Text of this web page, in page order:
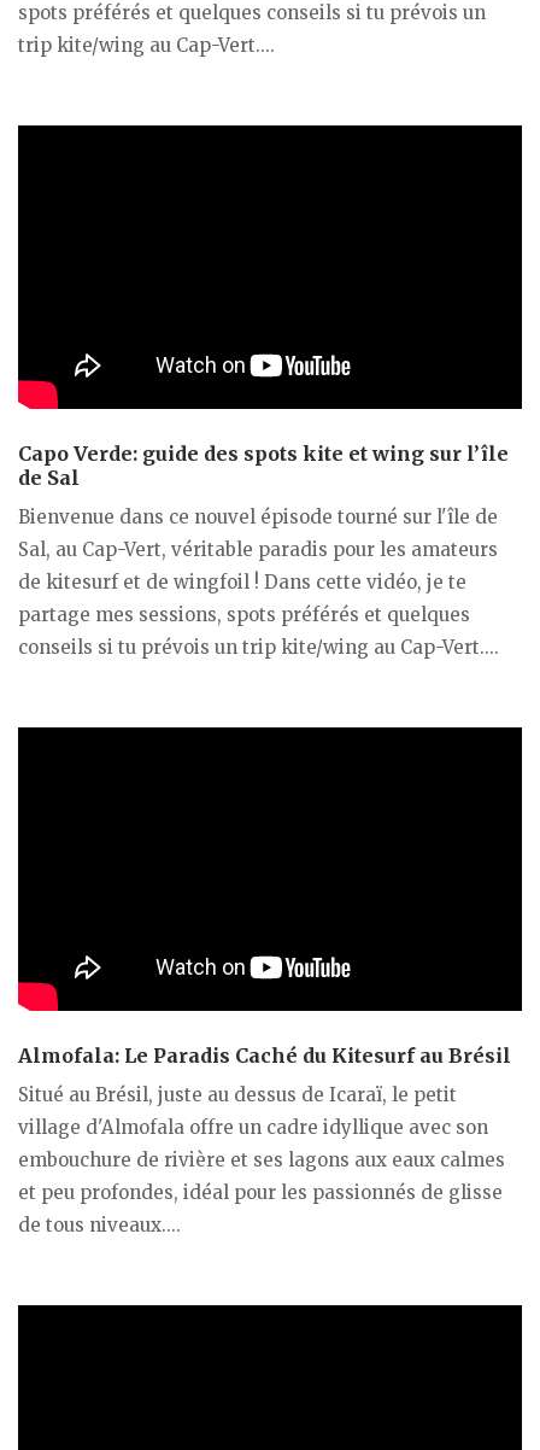
spots préférés et quelques conseils si tu prévois un
trip kite/wing au Cap-Vert....
Capo Verde: guide des spots kite et wing sur l’île
de Sal
Bienvenue dans ce nouvel épisode tourné sur l'île de
Sal, au Cap-Vert, véritable paradis pour les amateurs
de kitesurf et de wingfoil ! Dans cette vidéo, je te
partage mes sessions, spots préférés et quelques
conseils si tu prévois un trip kite/wing au Cap-Vert....
Almofala: Le Paradis Caché du Kitesurf au Brésil
Situé au Brésil, juste au dessus de Icaraï, le petit
village d'Almofala offre un cadre idyllique avec son
embouchure de rivière et ses lagons aux eaux calmes
et peu profondes, idéal pour les passionnés de glisse
de tous niveaux....